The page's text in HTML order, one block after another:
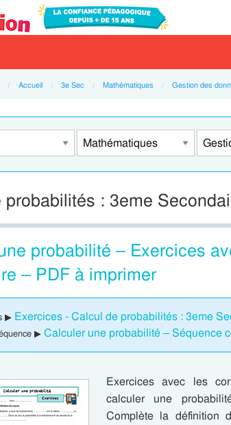
Accueil 3e Sec Mathématiques Gestion des
probabilités : 3eme
probabilité – Exercices
– PDF à imprimer
▶ Exercices - Calcul de probabilités : 3eme
▶ Calculer une probabilité – Séquence
Exercices avec les
calculer une
Complète la définition